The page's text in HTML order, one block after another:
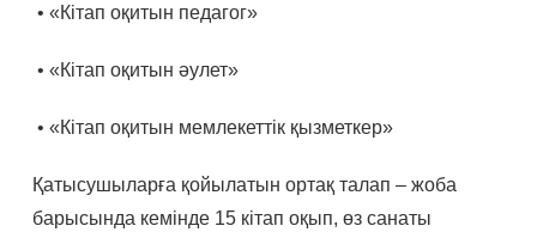
• «Кітап оқитын педагог»
• «Кітап оқитын әулет»
• «Кітап оқитын мемлекеттік қызметкер»
Қатысушыларға қойылатын ортақ талап – жоба
барысында кемінде 15 кітап оқып, өз санаты